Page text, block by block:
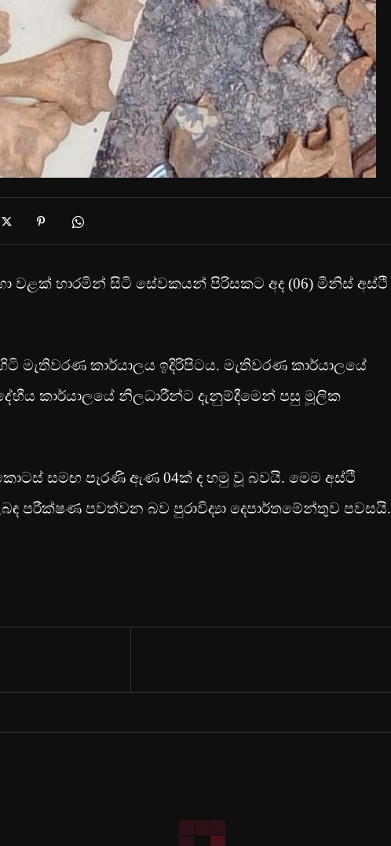
වළක් හාරමින් සිටි සේවකයන් පිරිසකට අද (06) මිනිස් අස්ථි
මැතිවරණ කාර්යාලය ඉදිරිපිටය. මැතිවරණ කාර්යාලයේ
කාර්යාලයේ නිලධාරීන්ට දැනුම්දීමෙන් පසු මූලික
සමඟ පැරණි ඇණ 04ක් ද හමු වූ බවයි. මෙම අස්ථි
පරීක්ෂණ පවත්වන බව පුරාවිද්‍යා දෙපාර්තමේන්තුව පවසයි.